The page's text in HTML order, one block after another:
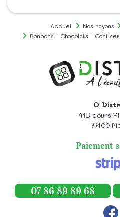
Accueil Nos rayons
Bonbons - Chocolats -
O
41B cours
77100
Paiement
07 86 89 89 68